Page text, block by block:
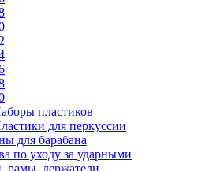
пластиков
для перкуссии
для барабана
по уходу за ударными
рамы, держатели